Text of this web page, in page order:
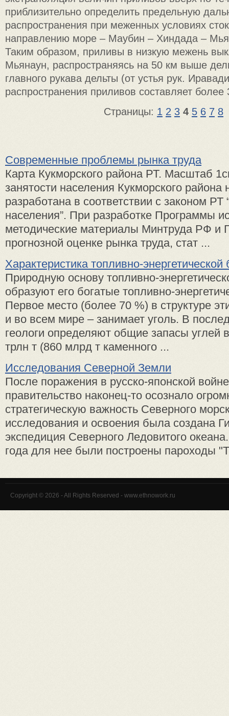
приблизительно определить предельную
распространения при меженных условиях
направлению море – Маубин – Хиндада –
Таким образом, приливы в низкую межень
Мьянаун, распространяясь на 50 км выше
главного рукава дельты (от устья рук.
распространения приливов составляет более
Страницы: 1 2 3 4 5 6 7 8
Современные проблемы рынка труда
Карта Кукморского района РТ. Масштаб
занятости населения Кукморского района
разработана в соответствии с законом РТ
населения”. При разработке Программы
методические материалы Минтруда РФ и
прогнозной оценке рынка труда, стат ...
Характеристика топливно-
Природную основу топливно-
образуют его богатые топливно-
Первое место (более 70 %) в структуре
и во всем мире – занимает уголь. В
геологи определяют общие запасы углей
трлн т (860 млрд т каменного ...
Исследования Северной Земли
После поражения в русско-японской
правительство наконец-то осознало
стратегическую важность Северного
исследования и освоения была создана
экспедиция Северного Ледовитого
года для нее были построены пароходы
Copyright © 2026 - All Rights Reserved - www.ethnowork.ru